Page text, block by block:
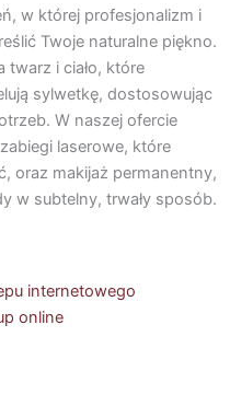
w której profesjonalizm i
Twoje naturalne piękno.
twarz i ciało, które
sylwetkę, dostosowując
W naszej ofercie
laserowe, które
oraz makijaż permanentny,
w subtelny, trwały sposób.
internetowego
online